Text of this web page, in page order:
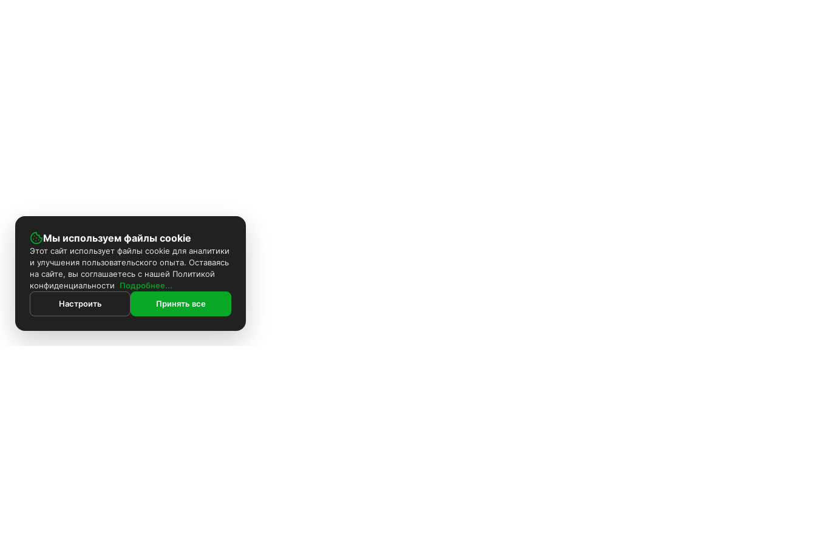
Мы используем файлы cookie
Этот сайт использует файлы cookie для аналитики
и улучшения пользовательского опыта. Оставаясь
на сайте, вы соглашаетесь с нашей Политикой
конфиденциальности
Подробнее...
Настроить
Принять все